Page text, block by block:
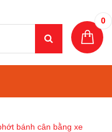
0
bánh cân bằng xe